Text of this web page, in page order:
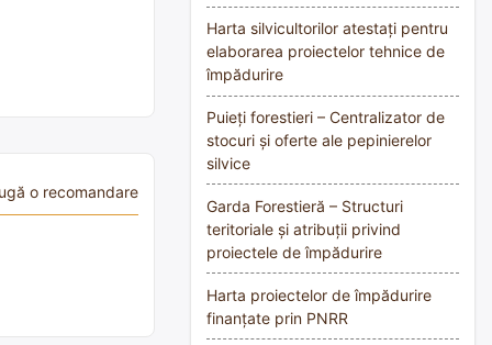
o recomandare
Harta silvicultorilor atestați pentru
elaborarea proiectelor tehnice de
împădurire
Puieți forestieri – Centralizator de
stocuri și oferte ale pepinierelor
silvice
Garda Forestieră – Structuri
teritoriale și atribuții privind
proiectele de împădurire
Harta proiectelor de împădurire
finanțate prin PNRR